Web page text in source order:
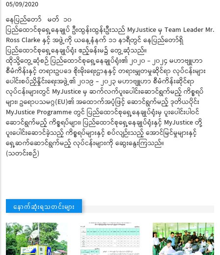
05/09/2020
နေပြည်တော် မတ် ၁၀
ပြည်ထောင်စုရှေ့နေချုပ် ဦးထွန်းထွန်းဦးသည် MyJustice မှ Team Leader Mr.
Ross Clarke နှင့် အဖွဲ့ကို ယနေ့နံနက် ၁၁ နာရီတွင် နေပြည်တော်ရှိ
ပြည်ထောင်စုရှေ့နေချုပ်ရုံး ဧည့်ခန်းမ၌ တွေ့ဆုံသည်။
ထိုသို့တွေ့ဆုံစဉ် ပြည်ထောင်စုရှေ့နေချုပ်ရုံး၏ ၂၀၂၀ - ၂၀၂၄ မဟာဗျူဟာ
စီမံကိန်းနှင့် တရားဥပဒေ စိုးမိုးရေးဌာနနှင့် တရားမျှတမှုဆိုင်ရာ လုပ်ငန်းများ
ပေါင်းစပ်ညှိနှိုင်းရေးအဖွဲ့၏ ၂၀၁၉ - ၂၀၂၃ မဟာဗျူဟာ စီမံကိန်းဆိုင်ရာ
လုပ်ငန်းများတွင် MyJustice မှ ဆက်လက်ပူးပေါင်းဆောင်ရွက်မည့် ကိစ္စရပ်
များ၊ ဥရောပသမဂ္ဂ(EU)၏ အထောက်အပံ့ဖြင့် ဆောင်ရွက်မည့် ဒုတိယပိုင်း
MyJustice Programme တွင် ပြည်ထောင်စုရှေ့နေချုပ်ရုံးမှ ပူးပေါင်းပါဝင်
ဆောင်ရွက်မည့် ကိစ္စရပ်များ၊ ပြည်ထောင်စုရှေ့နေချုပ်ရုံးနှင့် MyJustice တို့
ပူးပေါင်းဆောင်ခဲ့သည့် ကိစ္စရပ်များနှင့် စပ်လျဉ်းသည့် အောင်မြင်မှုများနှင့်
ရှေ့ဆက်ဆောင်ရွက်မည့် လုပ်ငန်းများကို ဆွေးနွေးကြသည်။
(သတင်းစဉ်)
နောက်ဆုံးရသတင်းများ